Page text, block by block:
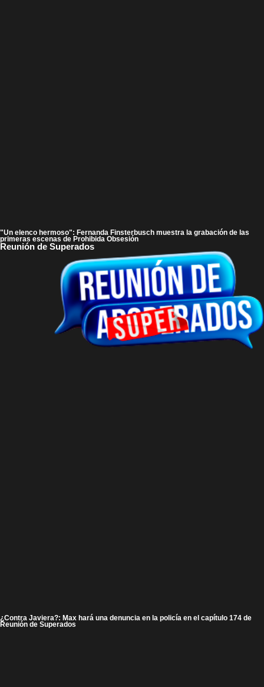
"Un elenco hermoso": Fernanda Finsterbusch muestra la grabación de las
primeras escenas de Prohibida Obsesión
Reunión de Superados
¿Contra Javiera?: Max hará una denuncia en la policía en el capítulo 174 de
Reunión de Superados